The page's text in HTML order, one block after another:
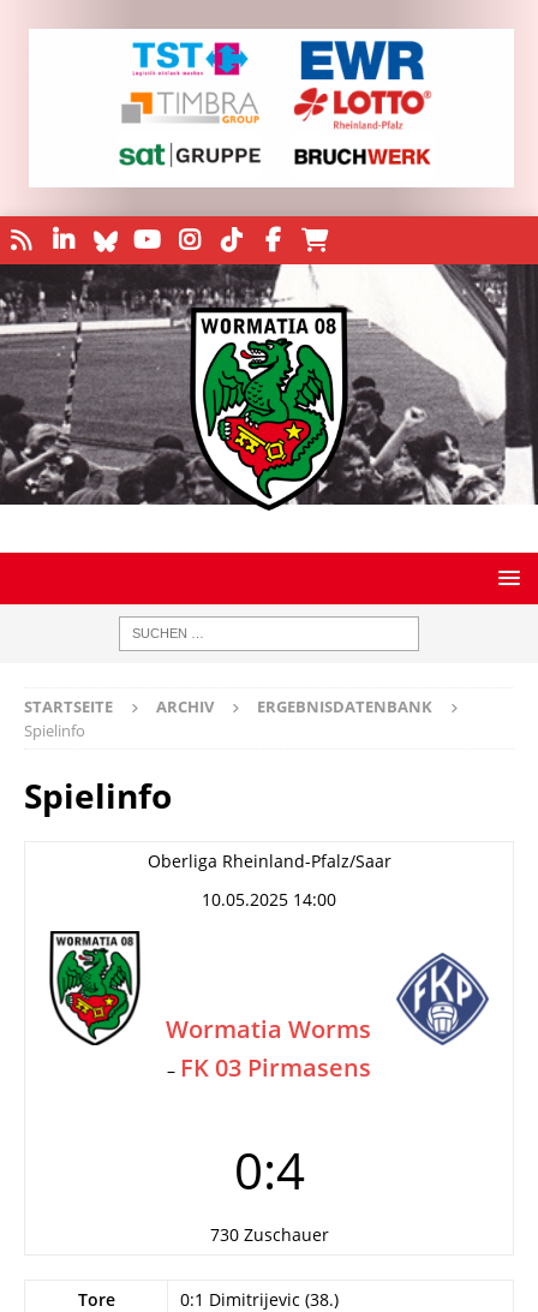
STARTSEITE ARCHIV
ERGEBNISDATENBANK
Spielinfo
Spielinfo
Oberliga Rheinland-Pfalz/Saar
10.05.2025 14:00
Wormatia Worms
– FK 03 Pirmasens
0:4
730 Zuschauer
Tore
0:1 Dimitrijevic (38.)